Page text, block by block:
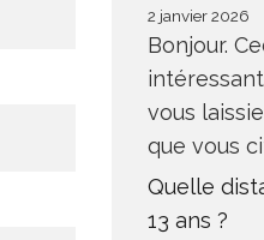
2 janvier 2026
Bonjour.
vous
que vous
Quelle
13 ans ?